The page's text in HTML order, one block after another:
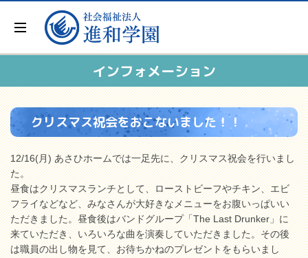
インフォメーション
クリスマス祝会をおこないました！！
12/16(月) あさひホームでは一足先に、クリスマス祝会を行いまし
た。
昼食はクリスマスランチとして、ローストビーフやチキン、エビ
フライなどなど、みなさんが大好きなメニューをお腹いっぱいい
ただきました。昼食後はバンドグループ「The Last Drunker」に
来ていただき、いろいろな曲を演奏していただきました。その後
は職員の出し物を見て、お待ちかねのプレゼントをもらいまし